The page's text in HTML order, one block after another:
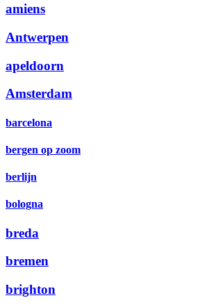
amiens
Antwerpen
apeldoorn
Amsterdam
barcelona
bergen op zoom
berlijn
bologna
breda
bremen
brighton